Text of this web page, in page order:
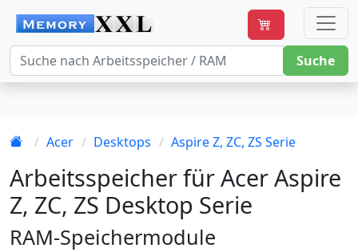
Suche
Acer Desktops Aspire Z, ZC, ZS Serie
Arbeitsspeicher für Acer Aspire
Z, ZC, ZS Desktop Serie
RAM-Speichermodule